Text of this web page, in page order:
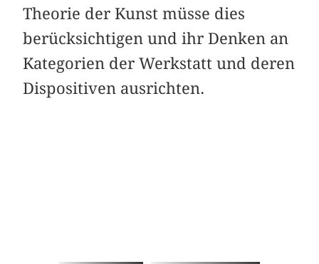
Theorie der Kunst müsse dies
berücksichtigen und ihr Denken an
Kategorien der Werkstatt und deren
Dispositiven ausrichten.